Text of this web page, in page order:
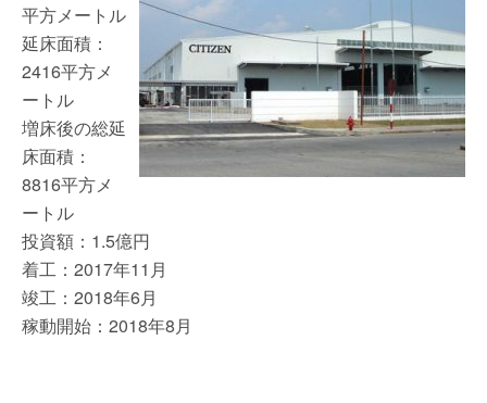
平方メートル
延床面積：
2416平方メ
ートル
増床後の総延
床面積：
8816平方メ
ートル
投資額：1.5億円
着工：2017年11月
竣工：2018年6月
稼動開始：2018年8月